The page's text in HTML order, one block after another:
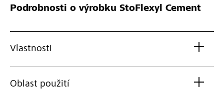
Podrobnosti o výrobku StoFlexyl Cement
Vlastnosti
Oblast použití